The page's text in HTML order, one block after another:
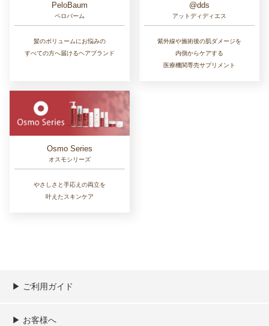
PeloBaum
ペロバーム
髪のボリュームにお悩みの
すべての方へ届けるヘアブランド
@dds
アットディディエス
紫外線や施術後の肌ダメージを
内側からケアする
医療機関専売サプリメント
Osmo Series
オスモシリーズ
やさしさと手応えの両立を
叶えたスキンケア
▶︎ ご利用ガイド
ご利用ガイド
決済／配送／送料について
取り扱い商品一覧
顧客情報の取扱について
特定商取引法の表記
▶︎ お客様へ